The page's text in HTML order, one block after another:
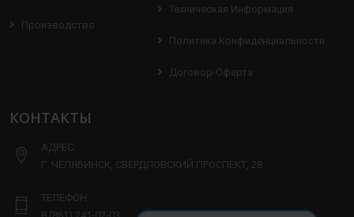
Производство
Техническая Информация
Политика Конфиденциальности
Договор-Оферта
КОНТАКТЫ
АДРЕС:
Г. ЧЕЛЯБИНСК, СВЕРДЛОВСКИЙ ПРОСПЕКТ, 28
ТЕЛЕФОН: